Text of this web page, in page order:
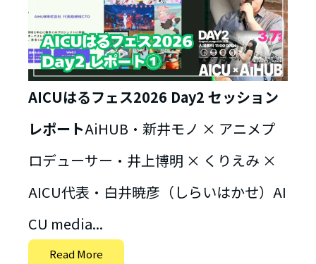
AICUはるフェス2026 Day2 セッション
レポートAiHUB・新井モノ × アニメプ
ロデューサー・井上博明 × くりえみ ×
AICU代表・白井暁彦（しらいはかせ）AI
CU media...
Read More